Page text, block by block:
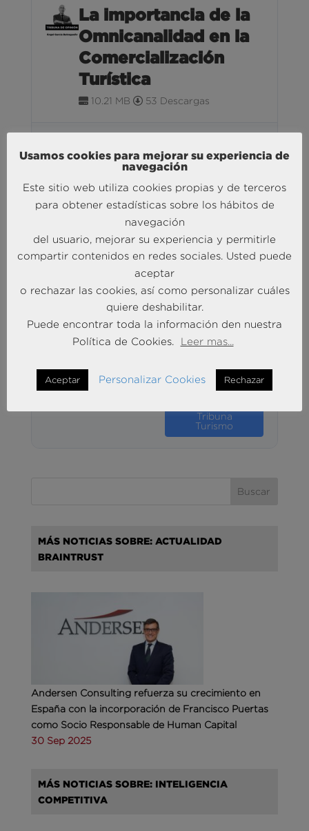
La importancia de la
Omnicanalidad en la
Comercialización
Turística
10.21 MB 53 Descargas
Tribuna
Turismo
La industria de
reuniones, una
actividad critica y
fundamental para
nuestro modelo
económico y
turístico.
Tribuna
Turismo
MÁS NOTICIAS SOBRE: ACTUALIDAD
BRAINTRUST
Andersen Consulting refuerza su crecimiento en
España con la incorporación de Francisco Puertas
como Socio Responsable de Human Capital
30 Sep 2025
MÁS NOTICIAS SOBRE: INTELIGENCIA
COMPETITIVA
Usamos cookies para mejorar su experiencia de
navegación
Este sitio web utiliza cookies propias y de terceros
para obtener estadísticas sobre los hábitos de
navegación
del usuario, mejorar su experiencia y permitirle
compartir contenidos en redes sociales. Usted puede
aceptar
o rechazar las cookies, así como personalizar cuáles
quiere deshabilitar.
Puede encontrar toda la información den nuestra
Política de Cookies.
Leer mas...
Aceptar Personalizar Cookies Rechazar